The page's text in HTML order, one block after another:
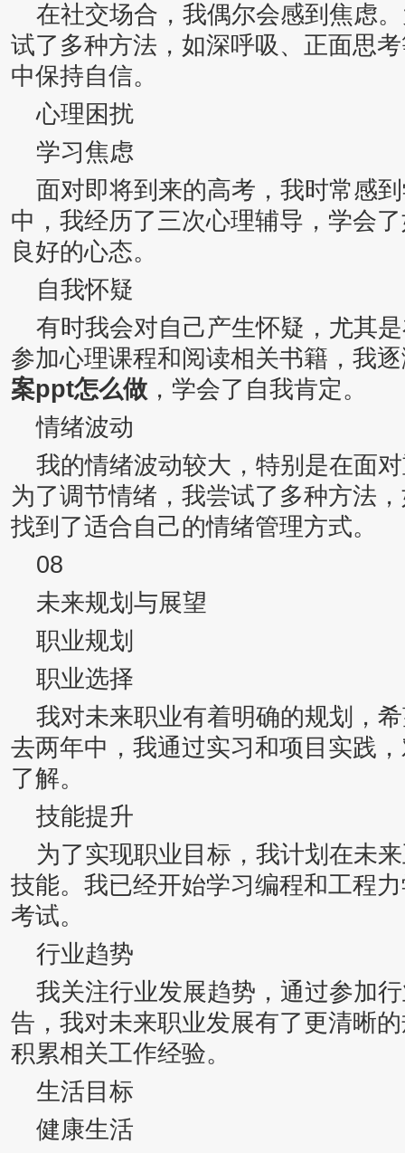
在社交场合，我偶尔会感到焦虑
试了多种方法，如深呼吸、正面思
中保持自信。
心理困扰
学习焦虑
面对即将到来的高考，我时常感
中，我经历了三次心理辅导，学会
良好的心态。
自我怀疑
有时我会对自己产生怀疑，尤其
参加心理课程和阅读相关书籍，我
案ppt怎么做 ，学会了自我肯定。
情绪波动
我的情绪波动较大，特别是在面
为了调节情绪，我尝试了多种方法
找到了适合自己的情绪管理方式。
08
未来规划与展望
职业规划
职业选择
我对未来职业有着明确的规划，
去两年中，我通过实习和项目实践
了解。
技能提升
为了实现职业目标，我计划在未
技能。我已经开始学习编程和工程
考试。
行业趋势
我关注行业发展趋势，通过参加
告，我对未来职业发展有了更清晰
积累相关工作经验。
生活目标
健康生活